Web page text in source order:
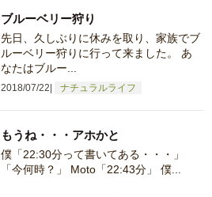
2018/07/22 ナチュラルライフ
ブルーベリー狩り
先日、久しぶりに休みを取り、家族でブ
ルーベリー狩りに行って来ました。 あ
なたはブルー...
もうね・・・アホかと
僕「22:30分って書いてある・・・」
「今何時？」 Moto「22:43分」 僕...